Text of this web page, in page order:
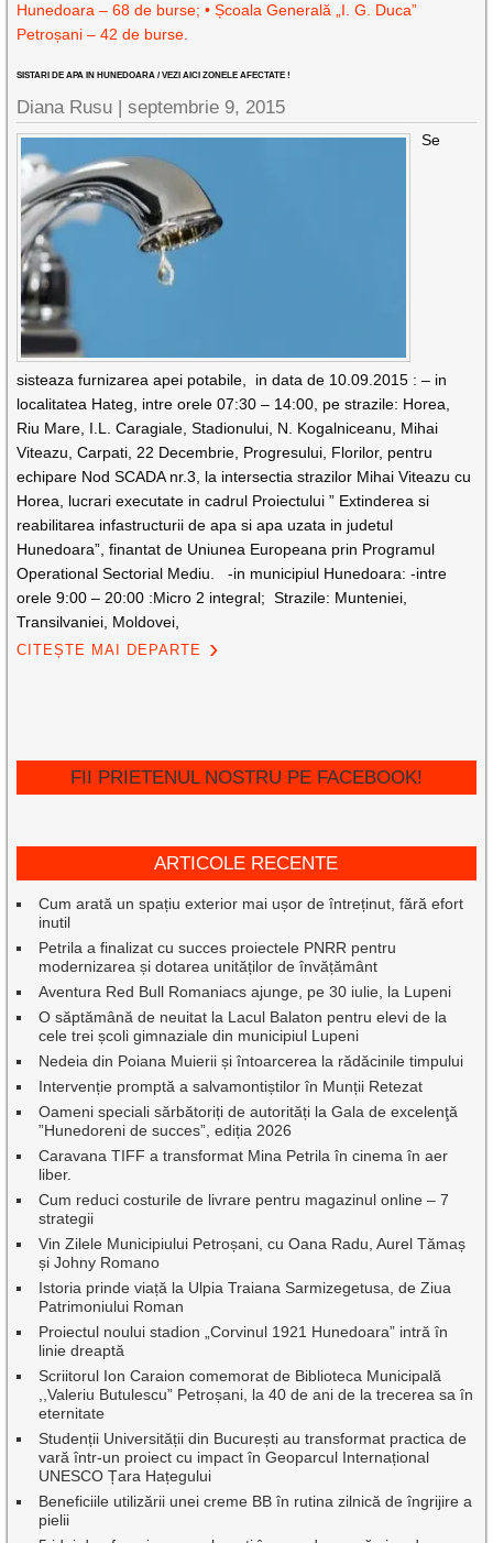
Hunedoara – 68 de burse; • Școala Generală „I. G. Duca”
Petroșani – 42 de burse.
SISTARI DE APA IN HUNEDOARA / VEZI AICI ZONELE AFECTATE !
Diana Rusu |septembrie 9, 2015
Se
sisteaza furnizarea apei potabile, in data de 10.09.2015 : – in
localitatea Hateg, intre orele 07:30 – 14:00, pe strazile: Horea,
Riu Mare, I.L. Caragiale, Stadionului, N. Kogalniceanu, Mihai
Viteazu, Carpati, 22 Decembrie, Progresului, Florilor, pentru
echipare Nod SCADA nr.3, la intersectia strazilor Mihai Viteazu cu
Horea, lucrari executate in cadrul Proiectului ” Extinderea si
reabilitarea infastructurii de apa si apa uzata in judetul
Hunedoara”, finantat de Uniunea Europeana prin Programul
Operational Sectorial Mediu. -in municipiul Hunedoara: -intre
orele 9:00 – 20:00 :Micro 2 integral; Strazile: Munteniei,
Transilvaniei, Moldovei,
CITEȘTE MAI DEPARTE
FII PRIETENUL NOSTRU PE FACEBOOK!
ARTICOLE RECENTE
Cum arată un spațiu exterior mai ușor de întreținut, fără efort
inutil
Petrila a finalizat cu succes proiectele PNRR pentru
modernizarea și dotarea unităților de învățământ
Aventura Red Bull Romaniacs ajunge, pe 30 iulie, la Lupeni
O săptămână de neuitat la Lacul Balaton pentru elevi de la
cele trei școli gimnaziale din municipiul Lupeni
Nedeia din Poiana Muierii și întoarcerea la rădăcinile timpului
Intervenție promptă a salvamontiștilor în Munții Retezat
Oameni speciali sărbătoriți de autorități la Gala de excelenţă
”Hunedoreni de succes”, ediția 2026
Caravana TIFF a transformat Mina Petrila în cinema în aer
liber.
Cum reduci costurile de livrare pentru magazinul online – 7
strategii
Vin Zilele Municipiului Petroșani, cu Oana Radu, Aurel Tămaș
și Johny Romano
Istoria prinde viață la Ulpia Traiana Sarmizegetusa, de Ziua
Patrimoniului Roman
Proiectul noului stadion „Corvinul 1921 Hunedoara” intră în
linie dreaptă
Scriitorul Ion Caraion comemorat de Biblioteca Municipală
,,Valeriu Butulescu” Petroșani, la 40 de ani de la trecerea sa în
eternitate
Studenții Universității din București au transformat practica de
vară într-un proiect cu impact în Geoparcul Internațional
UNESCO Țara Hațegului
Beneficiile utilizării unei creme BB în rutina zilnică de îngrijire a
pielii